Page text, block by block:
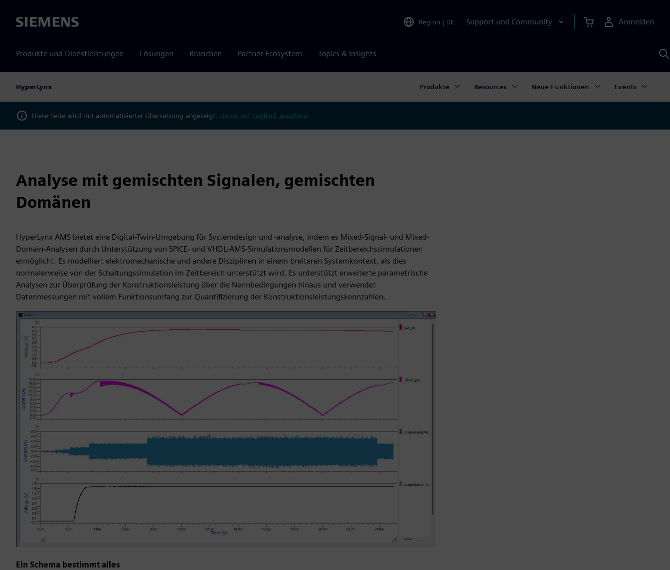
Siemens Region | DE Support und Community Anmelden
Produkte und Dienstleistungen Lösungen Branchen Partner Ecosystem Topics & Insights
KI
HyperLynx Produkte Resources Neue Funktionen Events
Diese Seite wird mit automatisierter Übersetzung angezeigt. Lieber auf Englisch ansehen?
Analyse mit gemischten Signalen, gemischten
Domänen
HyperLynx AMS bietet eine Digital-Twin-Umgebung für Systemdesign und -analyse, indem es Mixed-Signal- und Mixed-
Domain-Analysen durch Unterstützung von SPICE- und VHDL-AMS-Simulationsmodellen für Zeitbereichssimulationen
ermöglicht. Es modelliert elektromechanische und andere Disziplinen in einem breiteren Systemkontext, als dies
normalerweise von der Schaltungssimulation im Zeitbereich unterstützt wird. Es unterstützt erweiterte parametrische
Analysen zur Überprüfung der Konstruktionsleistung über die Nennbedingungen hinaus und verwendet
Datenmessungen mit vollem Funktionsumfang zur Quantifizierung der Konstruktionsleistungskennzahlen.
Ein Schema bestimmt alles